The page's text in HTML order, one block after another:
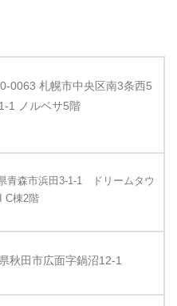
0063 札幌市中央区南3条西5
1 ノルベサ5階
青森市浜田3-1-1 ドリームタウ
C棟2階
秋田市広面字鍋沼12-1